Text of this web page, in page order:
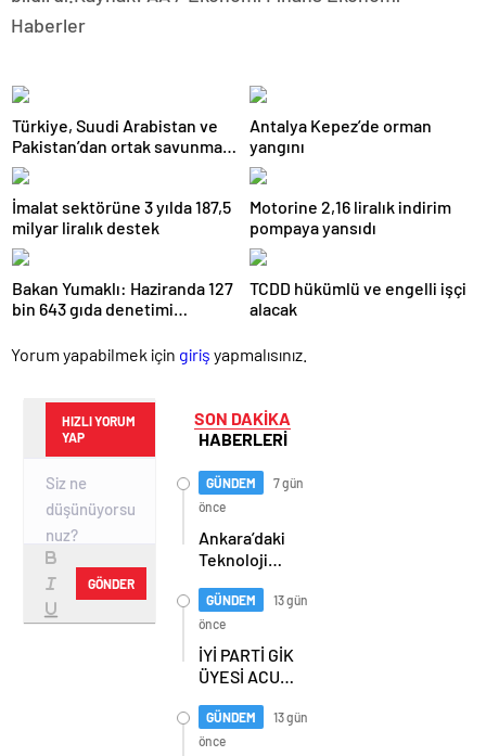
Haberler
Türkiye, Suudi Arabistan ve
Pakistan’dan ortak savunma
anlaşması
Antalya Kepez’de orman
yangını
İmalat sektörüne 3 yılda 187,5
milyar liralık destek
Motorine 2,16 liralık indirim
pompaya yansıdı
Bakan Yumaklı: Haziranda 127
bin 643 gıda denetimi
TCDD hükümlü ve engelli işçi
alacak
Yorum yapabilmek için giriş yapmalısınız.
HIZLI YORUM
YAP
GÖNDER
SON DAKİKA
HABERLERİ
GÜNDEM
7 gün
önce
Ankara’daki
Teknoloji
Teknopark
Nasıl
Büyüyor?
Burcu Alkan
Bilir Yeni
Hedefleri
Anlattı
GÜNDEM
13 gün
önce
İYİ PARTİ GİK
ÜYESİ ACUR,
PARTİLİLERLE
BULUŞTU
GÜNDEM
13 gün
önce